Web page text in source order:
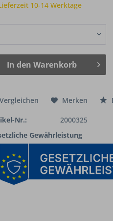
10-14 Werktage
In den Warenkorb
Vergleichen Merken
Nr.:
2000325
Gewährleistung